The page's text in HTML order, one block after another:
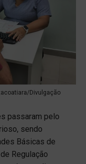
Divulgação
passaram pelo
sendo
Básicas de
Regulação